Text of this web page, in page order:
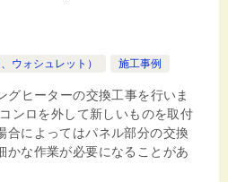
ウォシュレット）
施工事例
グヒーターの交換工事を行いま
ンロを外して新しいものを取付
合によってはパネル部分の交換
かな作業が必要になることがあ